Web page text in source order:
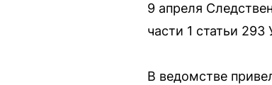
9 апреля
части 1 статьи
В ведомстве